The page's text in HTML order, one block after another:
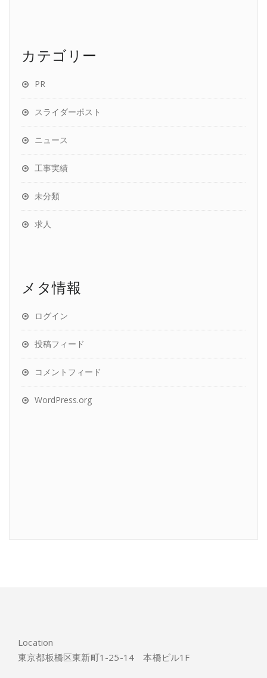
カテゴリー
PR
スライダーポスト
ニュース
工事実績
未分類
求人
メタ情報
ログイン
投稿フィード
コメントフィード
WordPress.org
Location
東京都板橋区東新町1-25-14 本橋ビル1F